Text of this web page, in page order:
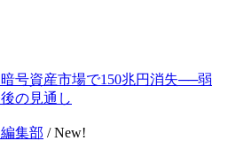
号資産市場で150兆円消失──弱
の見通し
集部 /New!